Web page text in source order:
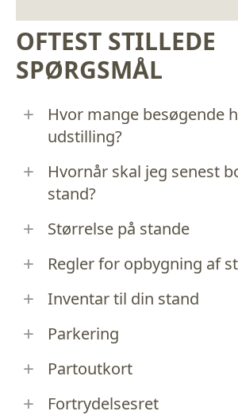
OFTEST STILLEDE
SPØRGSMÅL
Hvor mange besøgende
udstilling?
Hvornår skal jeg senest
stand?
Størrelse på stande
Regler for opbygning af
Inventar til din stand
Parkering
Partoutkort
Fortrydelsesret